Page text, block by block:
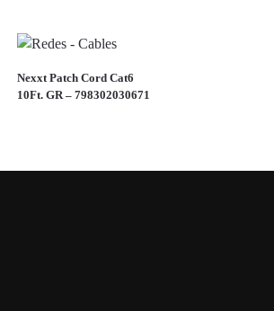
Nexxt Patch Cord Cat6
10Ft. GR – 798302030671